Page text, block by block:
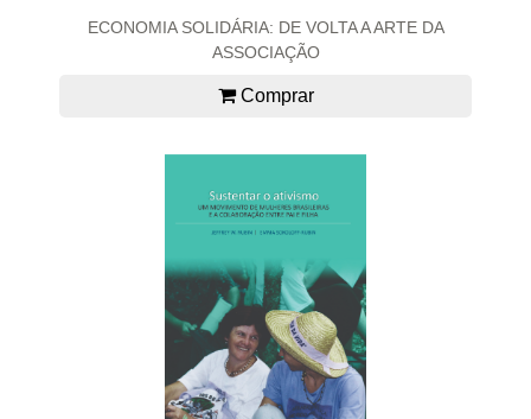
ECONOMIA SOLIDÁRIA: DE VOLTA A ARTE DA
ASSOCIAÇÃO
Comprar